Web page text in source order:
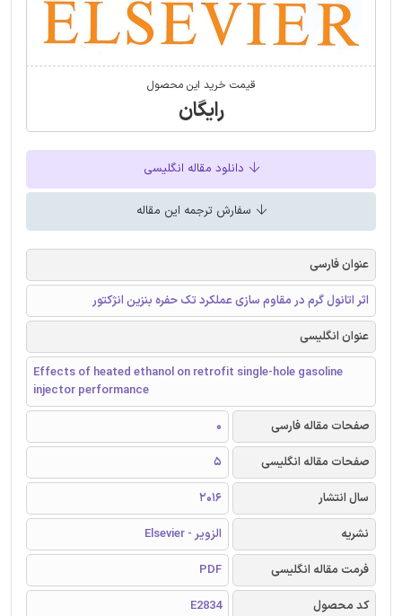
قیمت خرید این محصول
رایگان
دانلود مقاله انگلیسی
سفارش ترجمه این مقاله
عنوان فارسی
اثر اتانول گرم در مقاوم سازی عملکرد تک حفره بنزین انژکتور
عنوان انگلیسی
Effects of heated ethanol on retrofit single-hole gasoline
injector performance
صفحات مقاله فارسی
0
صفحات مقاله انگلیسی
5
سال انتشار
2016
نشریه
الزویر - Elsevier
فرمت مقاله انگلیسی
PDF
کد محصول
E2834